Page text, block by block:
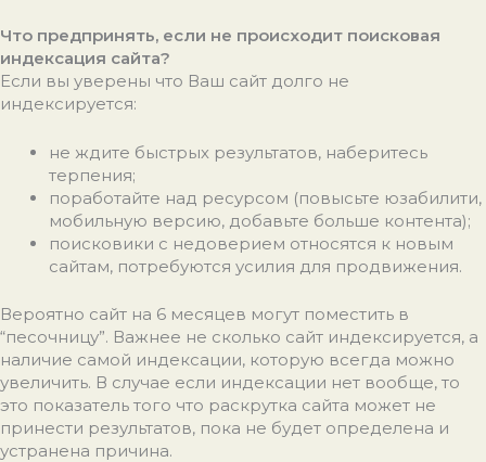
Что предпринять, если не происходит поисковая
индексация сайта?
Если вы уверены что Ваш сайт долго не
индексируется:
не ждите быстрых результатов, наберитесь
терпения;
поработайте над ресурсом (повысьте юзабилити,
мобильную версию, добавьте больше контента);
поисковики с недоверием относятся к новым
сайтам, потребуются усилия для продвижения.
Вероятно сайт на 6 месяцев могут поместить в
“песочницу”. Важнее не сколько сайт индексируется, а
наличие самой индексации, которую всегда можно
увеличить. В случае если индексации нет вообще, то
это показатель того что раскрутка сайта может не
принести результатов, пока не будет определена и
устранена причина.